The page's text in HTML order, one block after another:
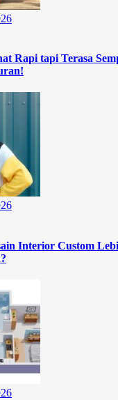
Rapi tapi Terasa
Interior Custom